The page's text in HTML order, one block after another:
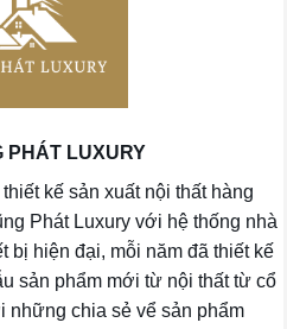
PHÁT LUXURY
kế sản xuất nội thất hàng
Phát Luxury với hệ thống nhà
bị hiện đại, mỗi năm đã thiết kế
sản phẩm mới từ nội thất từ cổ
những chia sẻ vể sản phẩm